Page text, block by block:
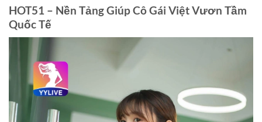
HOT51 – Nền Tảng Giúp Cô Gái Việt Vươn Tầm
Quốc Tế